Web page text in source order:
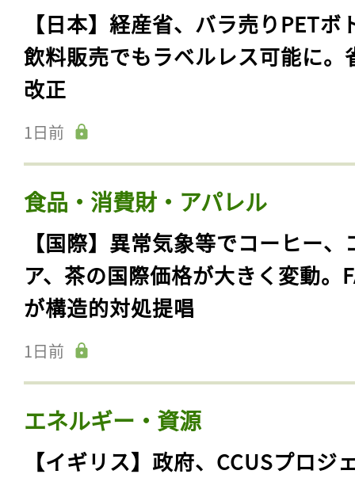
【日本】経産省、バラ売りPETボ
飲料販売でもラベルレス可能に。
改正
1日前
食品・消費財・アパレル
【国際】異常気象等でコーヒー、
ア、茶の国際価格が大きく変動。
が構造的対処提唱
1日前
エネルギー・資源
【イギリス】政府、CCUSプロジ